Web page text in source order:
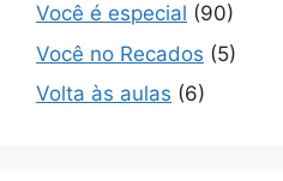
Você é especial (90)
Você no Recados (5)
Volta às aulas (6)